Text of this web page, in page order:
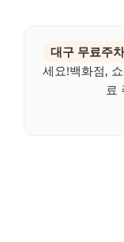
대구 무료주
세요!백화점,
료